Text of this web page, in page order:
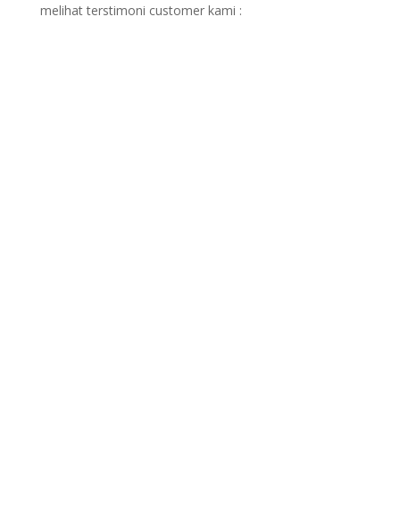
melihat terstimoni customer kami :